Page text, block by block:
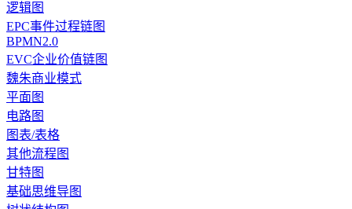
逻辑图
EPC事件过程链图
BPMN2.0
EVC企业价值链图
魏朱商业模式
平面图
电路图
图表/表格
其他流程图
甘特图
基础思维导图